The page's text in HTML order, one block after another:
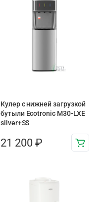
Кулер с нижней загрузкой
бутыли Ecotronic M30-LXE
silver+SS
21 200 ₽